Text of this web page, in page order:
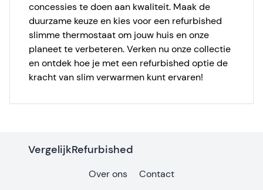
concessies te doen aan kwaliteit. Maak de
duurzame keuze en kies voor een refurbished
slimme thermostaat om jouw huis en onze
planeet te verbeteren. Verken nu onze collectie
en ontdek hoe je met een refurbished optie de
kracht van slim verwarmen kunt ervaren!
VergelijkRefurbished
Over ons Contact